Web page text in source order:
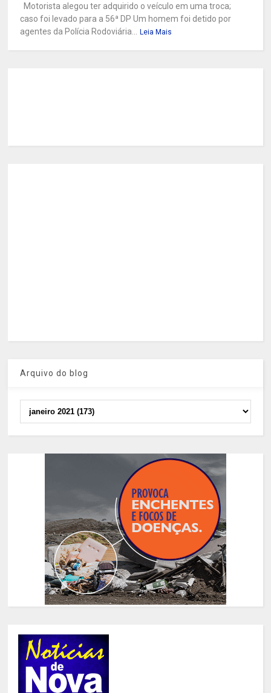
Motorista alegou ter adquirido o veículo em uma troca;
caso foi levado para a 56ª DP Um homem foi detido por
agentes da Polícia Rodoviária...
Leia Mais
Arquivo do blog